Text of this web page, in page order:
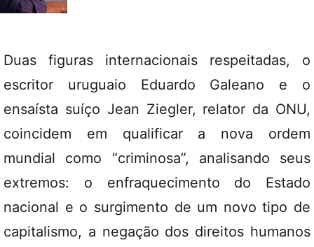
Duas figuras internacionais respeitadas, o
escritor uruguaio Eduardo Galeano e o
ensaísta suíço Jean Ziegler, relator da ONU,
coincidem em qualificar a nova ordem
mundial como “criminosa”, analisando seus
extremos: o enfraquecimento do Estado
nacional e o surgimento de um novo tipo de
capitalismo, a negação dos direitos humanos